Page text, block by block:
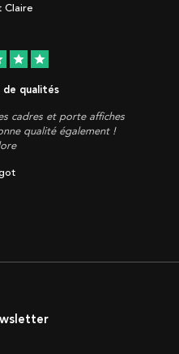
Claire
star star
de qualités
cadres et porte affiches
qualité également !